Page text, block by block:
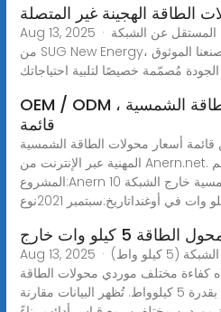
الطاقة الهجينة غير المتصلة
Aug 13, 2025 · اكتشف محول الطاقة الهجين المستقل عن الشبكة
من SUG New Energy، المُصنّع في الصين. تواصل مع مصنعنا الموثوق
OEM / ODM قائمة أسعار محولات الطاقة الشمسية ،
قائمة
أسعار محولات الطاقة الشمسية
المهنية عبر الإنترنت من Anern.net. تفضل بزيارتنا اليوم!اسم
المشروع:Anern 10 مجموعات نظام الطاقة الشمسية خارج الشبكة
5 كيلو وات خارج
Aug 13, 2025 · مقارنة كفاءة العاكس خارج الشبكة (5 كيلو واط)
كفاءة مختلف موردي محولات الطاقة
الكهربائية المستقلة عن الشبكة بقدرة 5 كيلوواط. تُظهر البيانات مقارنة